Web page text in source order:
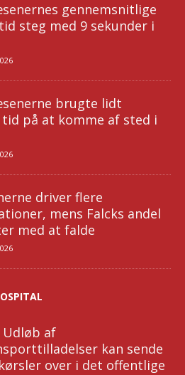
gennemsnitlige
steg med 9 sekunder i
brugte lidt
på at komme af sted i
driver flere
mens Falcks andel
med at falde
Udløb af
kan sende
over i det offentlige